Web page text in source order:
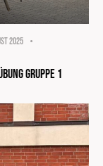
2025
Gruppe 1